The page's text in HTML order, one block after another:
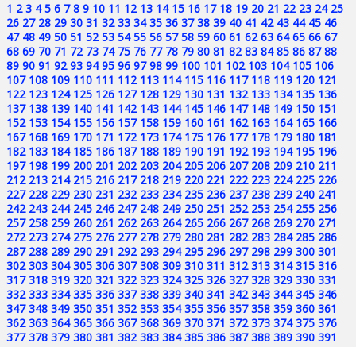
1 2 3 4 5 6 7 8 9 10 11 12 13 14 15 16 17 18 19 20 21 22 23 24 25
26 27 28 29 30 31 32 33 34 35 36 37 38 39 40 41 42 43 44 45 46
47 48 49 50 51 52 53 54 55 56 57 58 59 60 61 62 63 64 65 66 67
68 69 70 71 72 73 74 75 76 77 78 79 80 81 82 83 84 85 86 87 88
89 90 91 92 93 94 95 96 97 98 99 100 101 102 103 104 105 106
107 108 109 110 111 112 113 114 115 116 117 118 119 120 121
122 123 124 125 126 127 128 129 130 131 132 133 134 135 136
137 138 139 140 141 142 143 144 145 146 147 148 149 150 151
152 153 154 155 156 157 158 159 160 161 162 163 164 165 166
167 168 169 170 171 172 173 174 175 176 177 178 179 180 181
182 183 184 185 186 187 188 189 190 191 192 193 194 195 196
197 198 199 200 201 202 203 204 205 206 207 208 209 210 211
212 213 214 215 216 217 218 219 220 221 222 223 224 225 226
227 228 229 230 231 232 233 234 235 236 237 238 239 240 241
242 243 244 245 246 247 248 249 250 251 252 253 254 255 256
257 258 259 260 261 262 263 264 265 266 267 268 269 270 271
272 273 274 275 276 277 278 279 280 281 282 283 284 285 286
287 288 289 290 291 292 293 294 295 296 297 298 299 300 301
302 303 304 305 306 307 308 309 310 311 312 313 314 315 316
317 318 319 320 321 322 323 324 325 326 327 328 329 330 331
332 333 334 335 336 337 338 339 340 341 342 343 344 345 346
347 348 349 350 351 352 353 354 355 356 357 358 359 360 361
362 363 364 365 366 367 368 369 370 371 372 373 374 375 376
377 378 379 380 381 382 383 384 385 386 387 388 389 390 391